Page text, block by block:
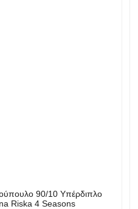
90/10 Υπέρδιπλο
Riska 4 Seasons